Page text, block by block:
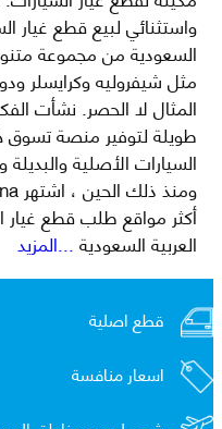
واستثنائي لبيع قطع غيار
السعودية من مجموعة
مثل شيفروليه وكرايسلر
طويلة لتوفير منصة تسوق
السيارات الأصلية
أكثر مواقع طلب قطع غيار
العربية السعودية...المزيد
قطع اصلية
اسعار منافسة